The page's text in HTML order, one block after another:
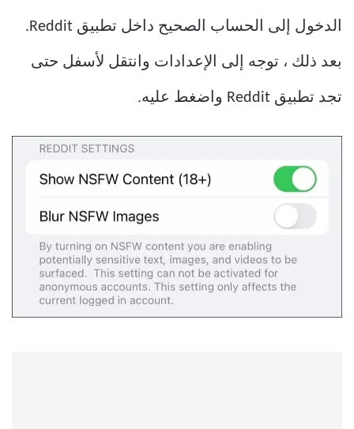
الدخول إلى الحساب الصحيح داخل تطبيق Reddit.
بعد ذلك ، توجه إلى الإعدادات وانتقل لأسفل حتى
تجد تطبيق Reddit واضغط عليه.